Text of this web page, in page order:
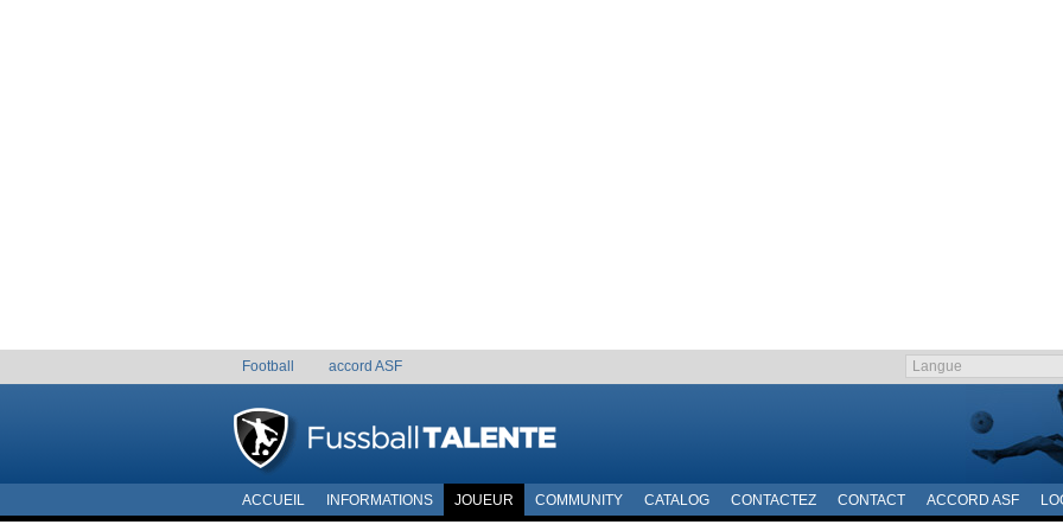
Football accord ASF
ACCUEIL INFORMATIONS JOUEUR COMMUNITY CATALOG CONTACTEZ CONTACT ACCORD ASF